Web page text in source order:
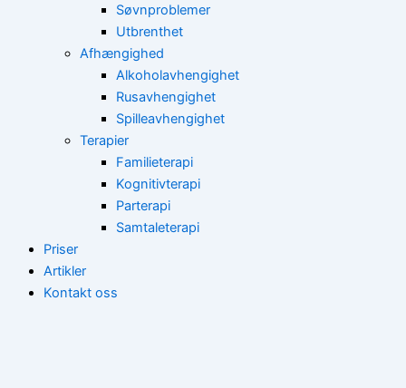
Søvnproblemer
Utbrenthet
Afhængighed
Alkoholavhengighet
Rusavhengighet
Spilleavhengighet
Terapier
Familieterapi
Kognitivterapi
Parterapi
Samtaleterapi
Priser
Artikler
Kontakt oss